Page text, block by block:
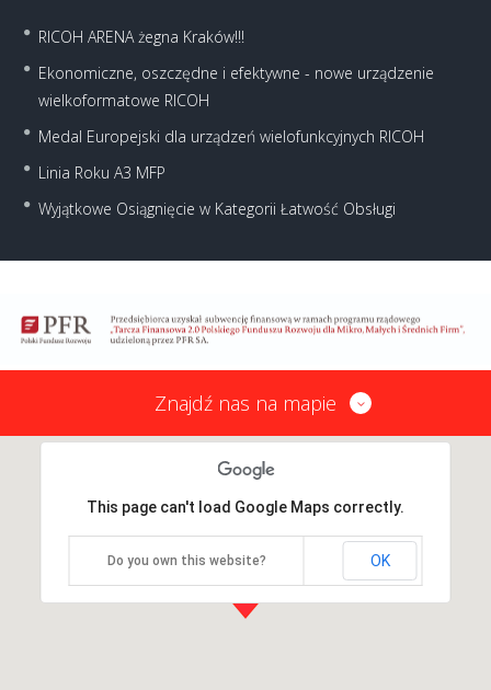
RICOH ARENA żegna Kraków!!!
Ekonomiczne, oszczędne i efektywne - nowe urządzenie
wielkoformatowe RICOH
Medal Europejski dla urządzeń wielofunkcyjnych RICOH
Linia Roku A3 MFP
Wyjątkowe Osiągnięcie w Kategorii Łatwość Obsługi
Znajdź nas na mapie
This page can't load Google Maps correctly.
Do you own this website? OK